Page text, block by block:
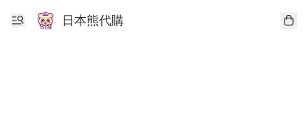
日本熊代購